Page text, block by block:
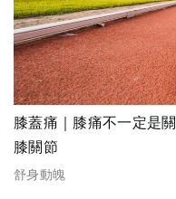
膝蓋痛｜膝痛不一定是
膝關節
舒身動魄